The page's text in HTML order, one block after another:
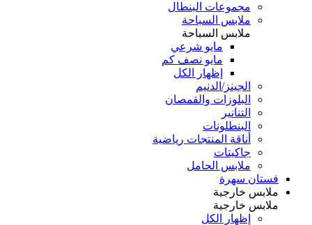
مجموعات البنطال
ملابس السباحة
ملابس السباحة
مايو شرعي
مايو نصف كم
إظهار الكل
الجينز/الدنيم
البلوزات والقمصان
التنانير
البنطلونات
أناقة المنتجات رياضية
جاكيتات
ملابس الحامل
فستان سهرة
ملابس خارجية
ملابس خارجية
إظهار الكل